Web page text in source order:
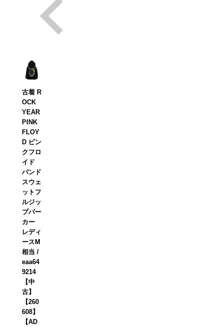
古着 R
OCK
YEAR
PINK
FLOY
D ピン
クフロ
イド
バンド
スウェ
ットフ
ルジッ
プパー
カー
レディ
ースM
相当 /
eaa64
9214
【中
古】
【260
608】
【AD